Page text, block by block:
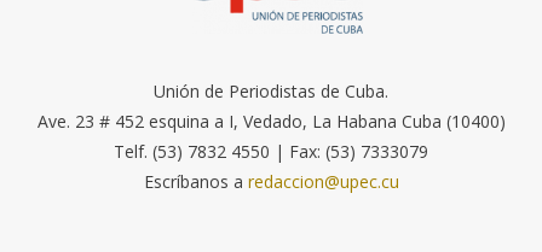
Unión de Periodistas de Cuba.
Ave. 23 # 452 esquina a I, Vedado, La Habana Cuba (10400)
Telf. (53) 7832 4550 | Fax: (53) 7333079
Escríbanos a redaccion@upec.cu